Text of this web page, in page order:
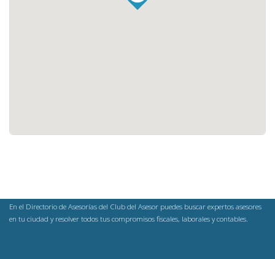
En el Directorio de Asesorías del Club del Asesor puedes buscar expertos asesores
en tu ciudad y resolver todos tus compromisos fiscales, laborales y contables.